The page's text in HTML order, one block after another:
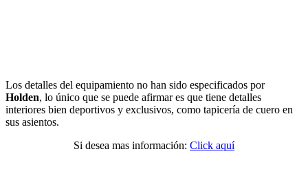
Los detalles del equipamiento no han sido especificados por
Holden, lo único que se puede afirmar es que tiene detalles
interiores bien deportivos y exclusivos, como tapicería de cuero en
sus asientos.
Si desea mas información: Click aquí